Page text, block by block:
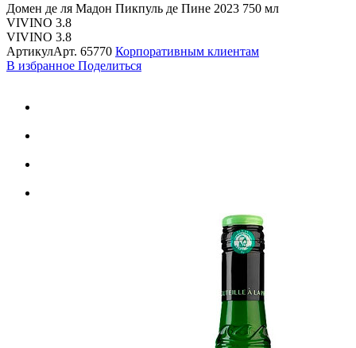
Домен де ля Мадон Пикпуль де Пине 2023 750 мл
VIVINO 3.8
VIVINO 3.8
АртикулАрт. 65770 Корпоративным клиентам
В избранное Поделиться